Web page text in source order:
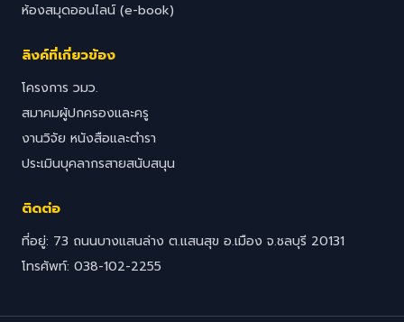
ห้องสมุดออนไลน์ (e-book)
ลิงค์ที่เกี่ยวข้อง
โครงการ วมว.
สมาคมผู้ปกครองและครู
งานวิจัย หนังสือและตำรา
ประเมินบุคลากรสายสนับสนุน
ติดต่อ
ที่อยู่: 73 ถนนบางแสนล่าง ต.แสนสุข อ.เมือง จ.ชลบุรี 20131
โทรศัพท์: 038-102-2255